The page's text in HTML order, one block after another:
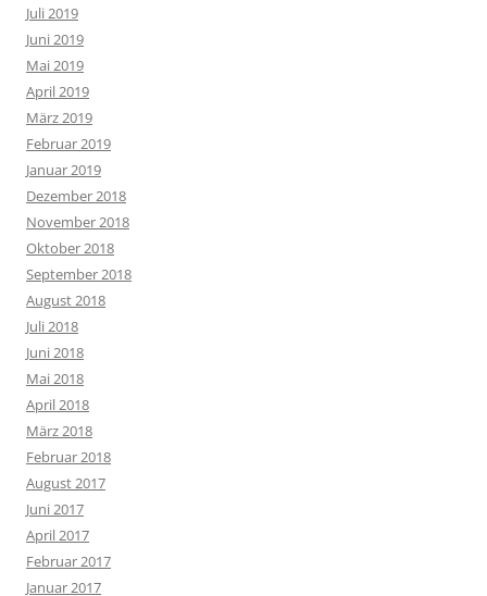
Juli 2019
Juni 2019
Mai 2019
April 2019
März 2019
Februar 2019
Januar 2019
Dezember 2018
November 2018
Oktober 2018
September 2018
August 2018
Juli 2018
Juni 2018
Mai 2018
April 2018
März 2018
Februar 2018
August 2017
Juni 2017
April 2017
Februar 2017
Januar 2017